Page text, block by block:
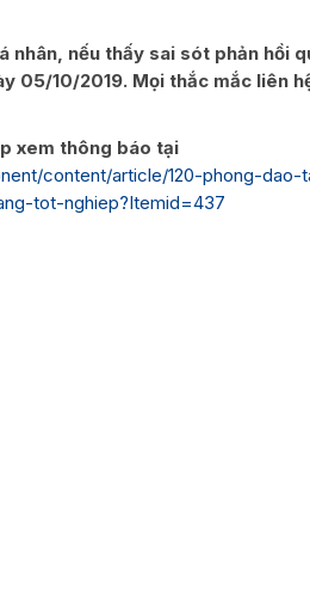
nhân, nếu thấy sai sót phản hồi
05/10/2019. Mọi thắc mắc liên
xem thông báo tại
content/article/120-phong-
tot-nghiep?Itemid=437